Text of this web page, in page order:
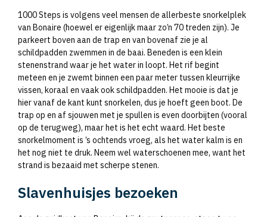
1000 Steps is volgens veel mensen de allerbeste snorkelplek
van Bonaire (hoewel er eigenlijk maar zo’n 70 treden zijn). Je
parkeert boven aan de trap en van bovenaf zie je al
schildpadden zwemmen in de baai. Beneden is een klein
stenenstrand waar je het water in loopt. Het rif begint
meteen en je zwemt binnen een paar meter tussen kleurrijke
vissen, koraal en vaak ook schildpadden. Het mooie is dat je
hier vanaf de kant kunt snorkelen, dus je hoeft geen boot. De
trap op en af sjouwen met je spullen is even doorbijten (vooral
op de terugweg), maar het is het echt waard. Het beste
snorkelmoment is ’s ochtends vroeg, als het water kalm is en
het nog niet te druk. Neem wel waterschoenen mee, want het
strand is bezaaid met scherpe stenen.
Slavenhuisjes bezoeken